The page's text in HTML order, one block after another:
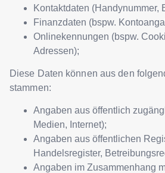
Kontaktdaten (Handynummer,
Finanzdaten (bspw.
Onlinekennungen (bspw.
Adressen);
Diese Daten können aus den
stammen:
Angaben aus öffentlich
Medien, Internet);
Angaben aus öffentlichen
Handelsregister,
Angaben im Zusammenhang